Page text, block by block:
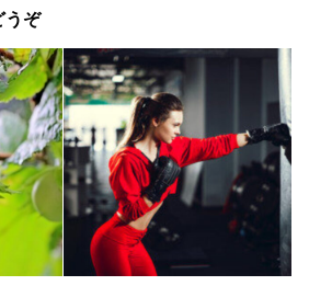
うぞ